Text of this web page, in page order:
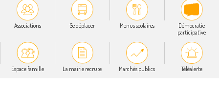
Associations Se déplacer Menus scolaires
Démocratie
participative
Espace famille La mairie recrute Marchés publics Téléalerte